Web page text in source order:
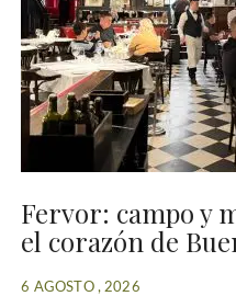
Fervor: campo y
el corazón de
6 AGOSTO , 2026